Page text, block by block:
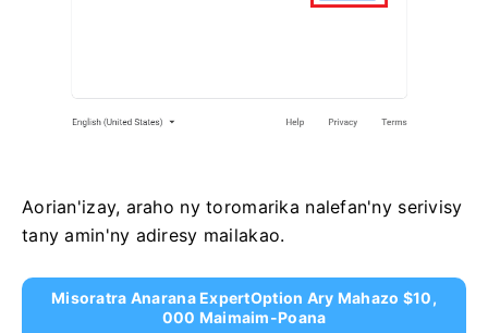
Aorian'izay, araho ny toromarika nalefan'ny serivisy
tany amin'ny adiresy mailakao.
Misoratra Anarana ExpertOption Ary Mahazo $10,
000 Maimaim-Poana